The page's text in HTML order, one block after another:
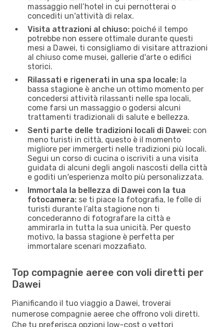
massaggio nell’hotel in cui pernotterai o
concediti un'attività di relax.
Visita attrazioni al chiuso: poiché il tempo
potrebbe non essere ottimale durante questi
mesi a Dawei, ti consigliamo di visitare attrazioni
al chiuso come musei, gallerie d'arte o edifici
storici.
Rilassati e rigenerati in una spa locale: la
bassa stagione è anche un ottimo momento per
concedersi attività rilassanti nelle spa locali,
come farsi un massaggio o godersi alcuni
trattamenti tradizionali di salute e bellezza.
Senti parte delle tradizioni locali di Dawei: con
meno turisti in città, questo è il momento
migliore per immergerti nelle tradizioni più locali.
Segui un corso di cucina o iscriviti a una visita
guidata di alcuni degli angoli nascosti della città
e goditi un'esperienza molto più personalizzata.
Immortala la bellezza di Dawei con la tua
fotocamera: se ti piace la fotografia, le folle di
turisti durante l’alta stagione non ti
concederanno di fotografare la città e
ammirarla in tutta la sua unicità. Per questo
motivo, la bassa stagione è perfetta per
immortalare scenari mozzafiato.
Top compagnie aeree con voli diretti per
Dawei
Pianificando il tuo viaggio a Dawei, troverai
numerose compagnie aeree che offrono voli diretti.
Che tu preferisca opzioni low-cost o vettori